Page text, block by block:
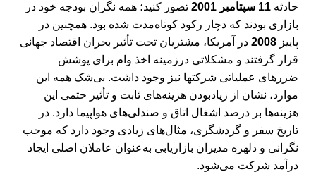
حادثه 11 سپتامبر 2001
تصور کنید؛ همه نگران بودجه خود در
بازاری بودند که دچار رکود کوتاه‌مدت شده بود. همچنین در
پاییز 2008 در آمریکا، مشتریان تحت تأثیر بحران اقتصاد جهانی
قرار گرفتند و مشکلاتی درزمینه اخذ وام برای پوشش
ضررهای عملیاتی شرکت‏ها نیز وجود داشت. بی‌شک همه این
موارد، نشان از زیادبودن هزینه‌های ثابت و تأثیر حتمی این
هزینه‌ها بر درصد اشغال اتاق و صندلی‌های هواپیما دارد. در
تاریخ سفر و گردشگری، مثال‌های زیادی وجود دارد که موجب
نگرانی و دلهره مدیران بازاریابی به‎‌عنوان عاملان اصلی ایجاد
درآمد شرکت می‌شود.